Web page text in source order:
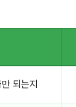
되는지